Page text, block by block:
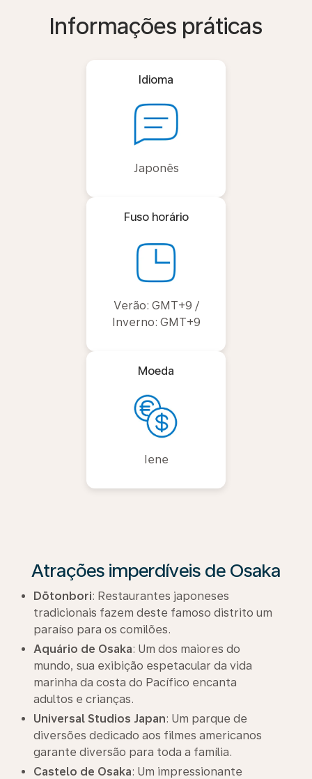
Informações práticas
Idioma
Japonês
Fuso horário
Verão: GMT+9 /
Inverno: GMT+9
Moeda
Iene
Atrações imperdíveis de Osaka
Dōtonbori: Restaurantes japoneses
tradicionais fazem deste famoso distrito um
paraíso para os comilões.
Aquário de Osaka: Um dos maiores do
mundo, sua exibição espetacular da vida
marinha da costa do Pacífico encanta
adultos e crianças.
Universal Studios Japan: Um parque de
diversões dedicado aos filmes americanos
garante diversão para toda a família.
Castelo de Osaka: Um impressionante